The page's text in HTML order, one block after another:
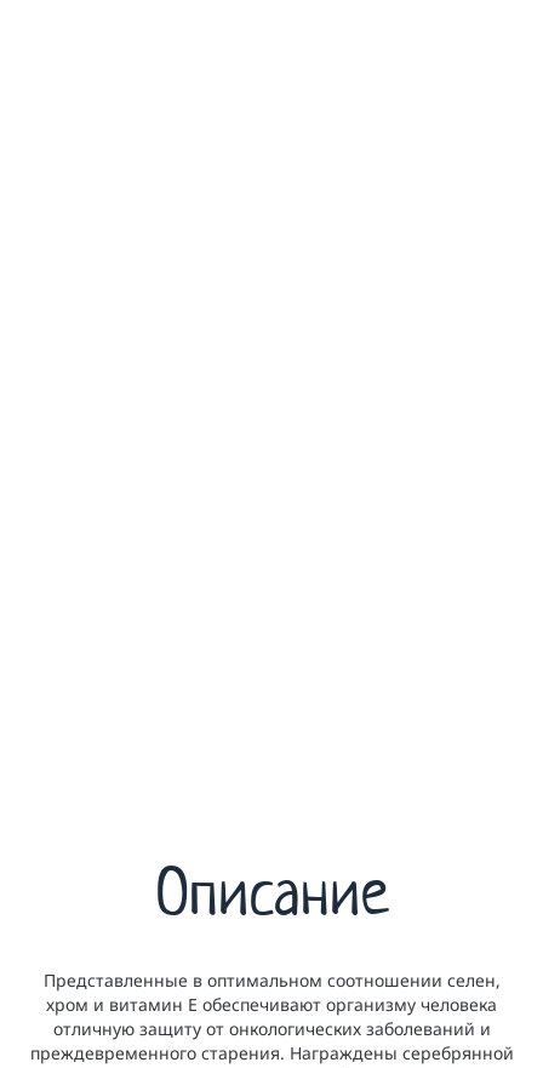
Описание
Представленные в оптимальном соотношении селен,
хром и витамин Е обеспечивают организму человека
отличную защиту от онкологических заболеваний и
преждевременного старения. Награждены серебрянной